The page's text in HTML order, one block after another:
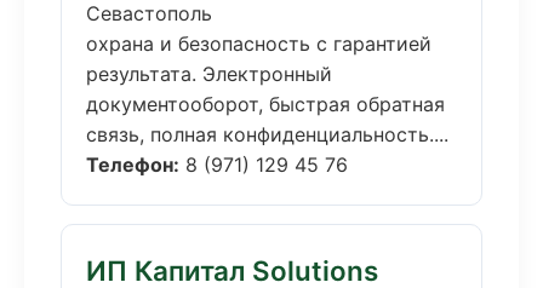
Севастополь
охрана и безопасность с гарантией
результата. Электронный
документооборот, быстрая обратная
связь, полная конфиденциальность....
Телефон: 8 (971) 129 45 76
ИП Капитал Solutions